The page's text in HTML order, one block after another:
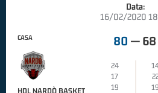
Data:
16/02/2020
CASA
HDL NARDÒ BASKET
80 — 68
24
17
19
19